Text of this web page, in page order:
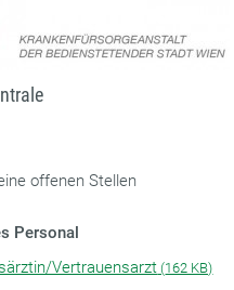
offenen Stellen
Personal
Vertrauensarzt (162 KB)